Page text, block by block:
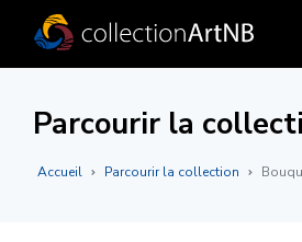
Parcourir la
Accueil Parcourir la collection